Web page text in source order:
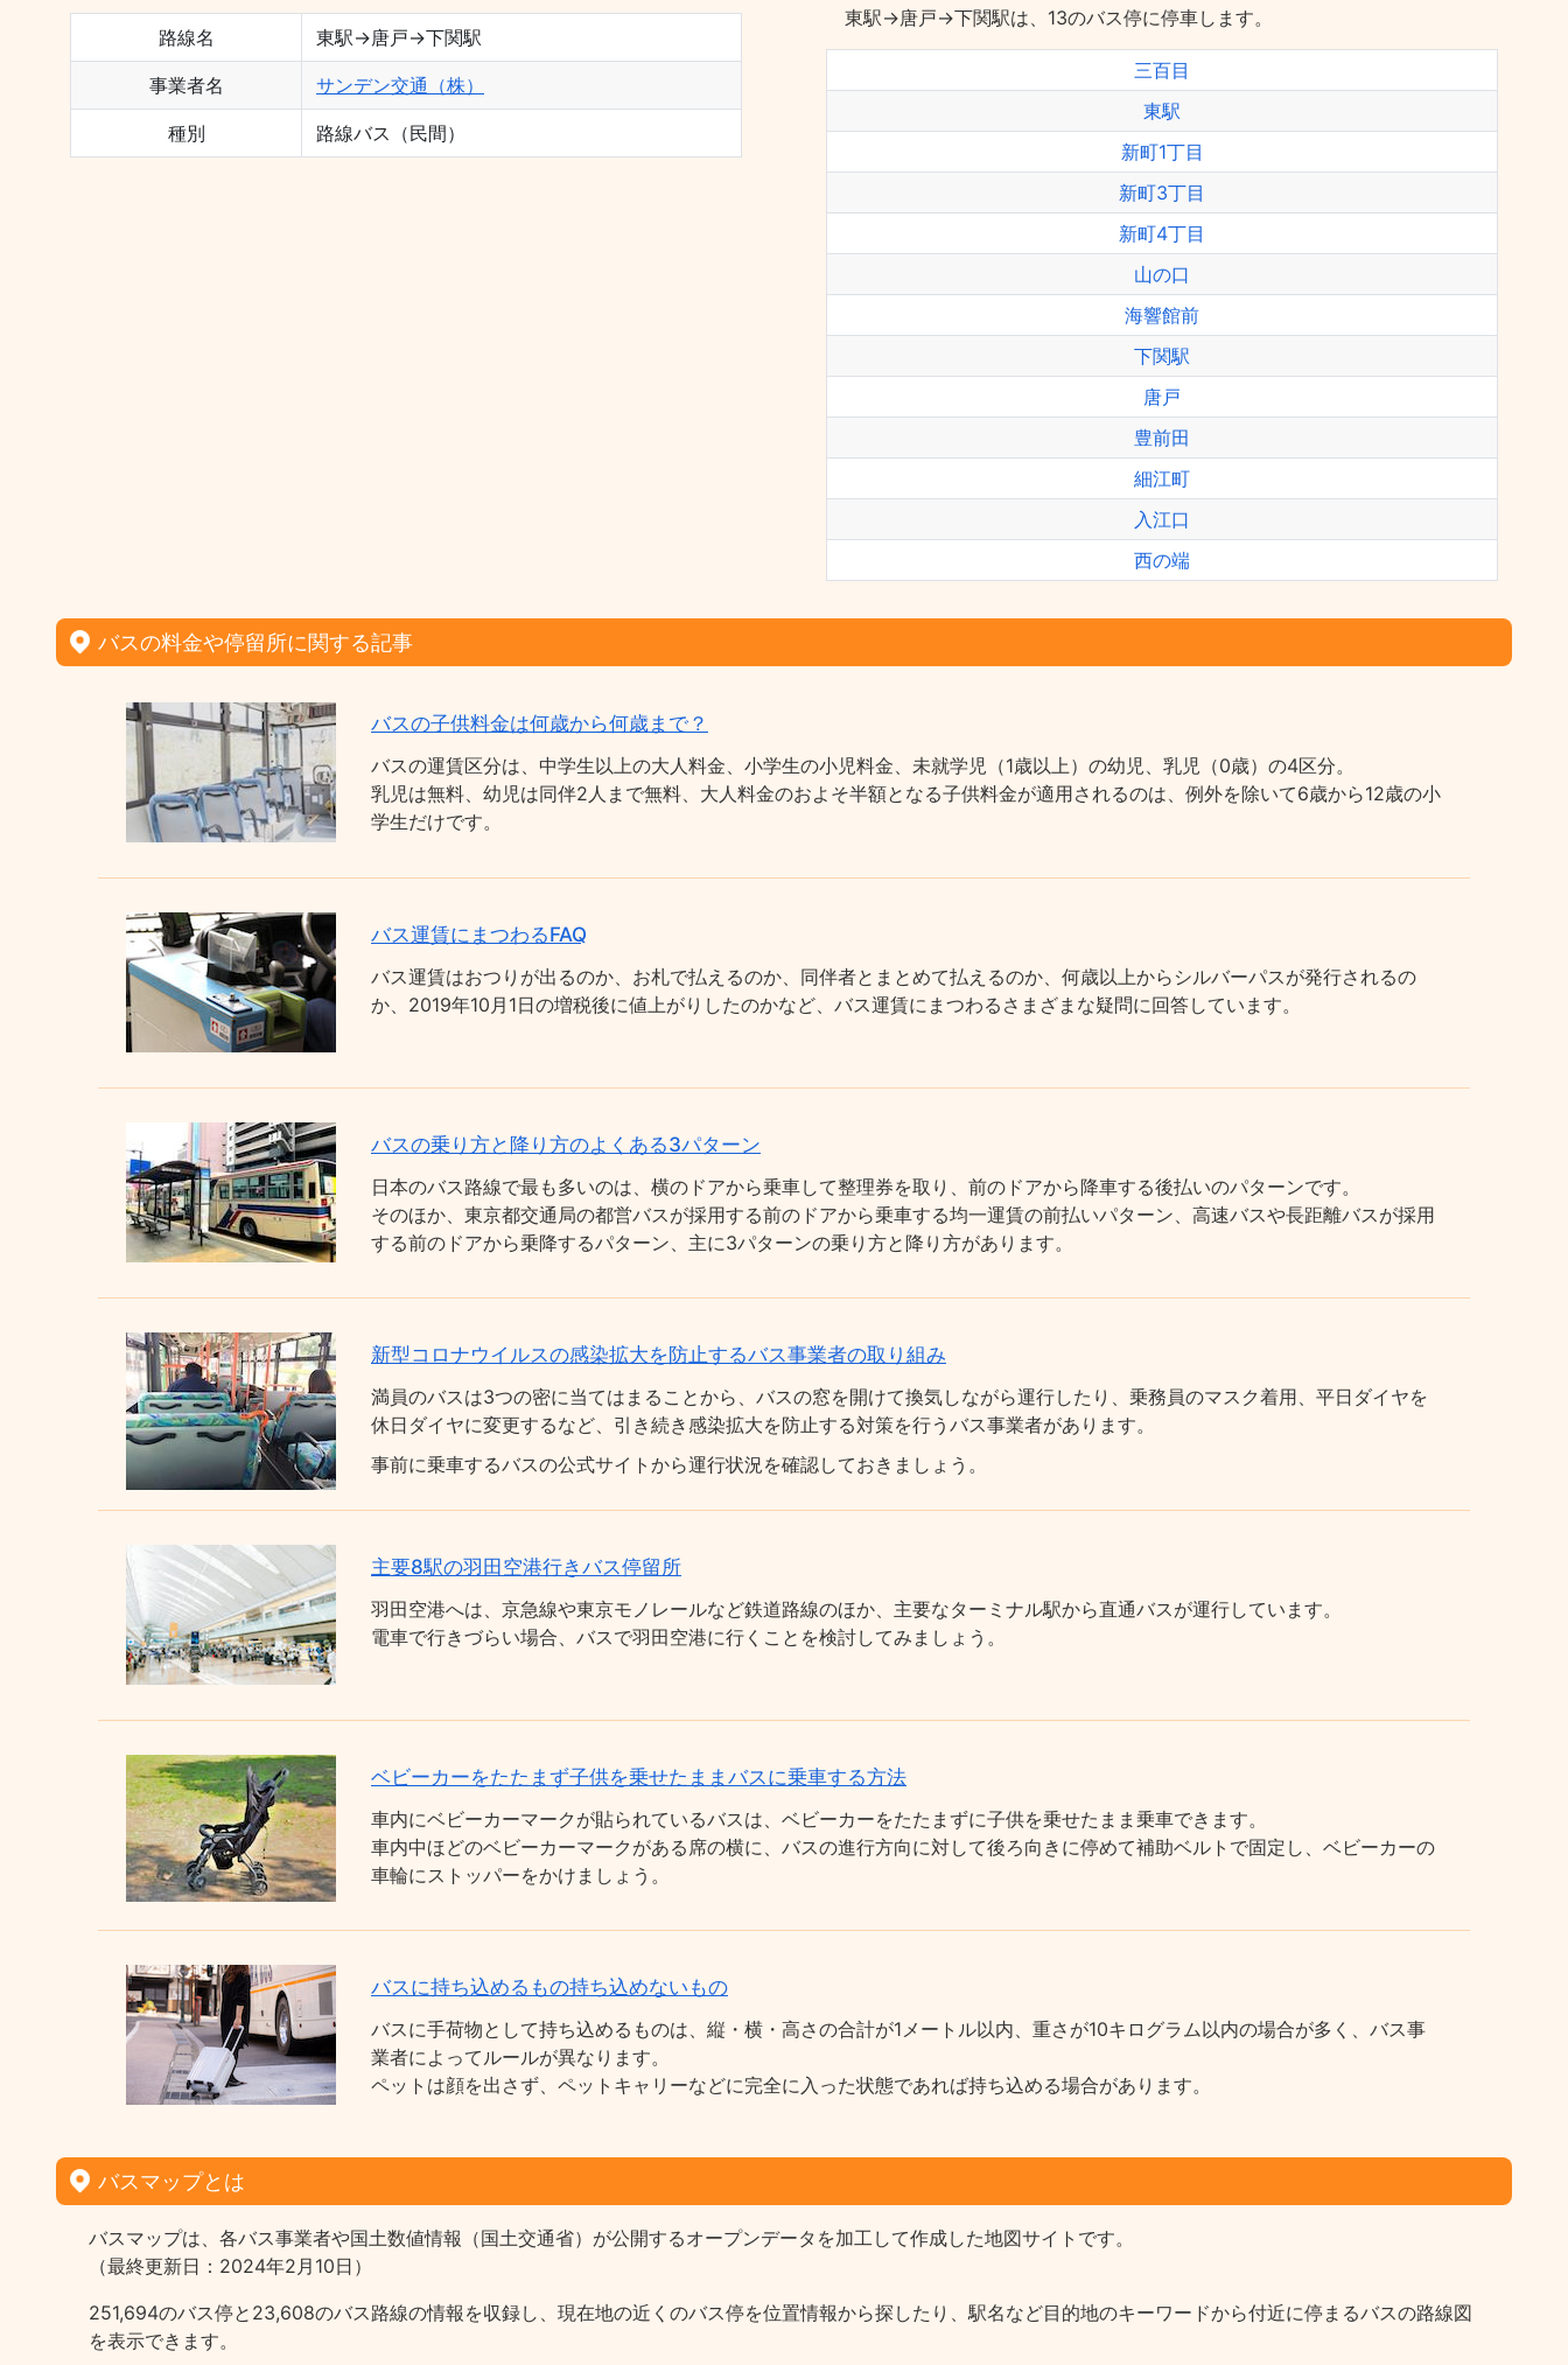
路線名 東駅→唐戸→下関駅
事業者名 サンデン交通（株）
種別 路線バス（民間）
東駅→唐戸→下関駅は、13のバス停に停車します。
三百目
東駅
新町1丁目
新町3丁目
新町4丁目
山の口
海響館前
下関駅
唐戸
豊前田
細江町
入江口
西の端
バスの料金や停留所に関する記事
バスの子供料金は何歳から何歳まで？
バスの運賃区分は、中学生以上の大人料金、小学生の小児料金、未就学児（1歳以上）の幼児、乳児（0歳）の4区分。
乳児は無料、幼児は同伴2人まで無料、大人料金のおよそ半額となる子供料金が適用されるのは、例外を除いて6歳から12歳の小
学生だけです。
バス運賃にまつわるFAQ
バス運賃はおつりが出るのか、お札で払えるのか、同伴者とまとめて払えるのか、何歳以上からシルバーパスが発行されるの
か、2019年10月1日の増税後に値上がりしたのかなど、バス運賃にまつわるさまざまな疑問に回答しています。
バスの乗り方と降り方のよくある3パターン
日本のバス路線で最も多いのは、横のドアから乗車して整理券を取り、前のドアから降車する後払いのパターンです。
そのほか、東京都交通局の都営バスが採用する前のドアから乗車する均一運賃の前払いパターン、高速バスや長距離バスが採用
する前のドアから乗降するパターン、主に3パターンの乗り方と降り方があります。
新型コロナウイルスの感染拡大を防止するバス事業者の取り組み
満員のバスは3つの密に当てはまることから、バスの窓を開けて換気しながら運行したり、乗務員のマスク着用、平日ダイヤを
休日ダイヤに変更するなど、引き続き感染拡大を防止する対策を行うバス事業者があります。
事前に乗車するバスの公式サイトから運行状況を確認しておきましょう。
主要8駅の羽田空港行きバス停留所
羽田空港へは、京急線や東京モノレールなど鉄道路線のほか、主要なターミナル駅から直通バスが運行しています。
電車で行きづらい場合、バスで羽田空港に行くことを検討してみましょう。
ベビーカーをたたまず子供を乗せたままバスに乗車する方法
車内にベビーカーマークが貼られているバスは、ベビーカーをたたまずに子供を乗せたまま乗車できます。
車内中ほどのベビーカーマークがある席の横に、バスの進行方向に対して後ろ向きに停めて補助ベルトで固定し、ベビーカーの
車輪にストッパーをかけましょう。
バスに持ち込めるもの持ち込めないもの
バスに手荷物として持ち込めるものは、縦・横・高さの合計が1メートル以内、重さが10キログラム以内の場合が多く、バス事
業者によってルールが異なります。
ペットは顔を出さず、ペットキャリーなどに完全に入った状態であれば持ち込める場合があります。
バスマップとは
バスマップは、各バス事業者や国土数値情報（国土交通省）が公開するオープンデータを加工して作成した地図サイトです。
（最終更新日：2024年2月10日）
251,694のバス停と23,608のバス路線の情報を収録し、現在地の近くのバス停を位置情報から探したり、駅名など目的地のキーワードから付近に停まるバスの路線図
を表示できます。